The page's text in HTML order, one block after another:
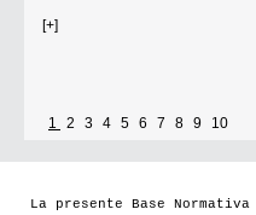
[+]
1 2 3 4 5 6 7 8 9 10
La presente Base